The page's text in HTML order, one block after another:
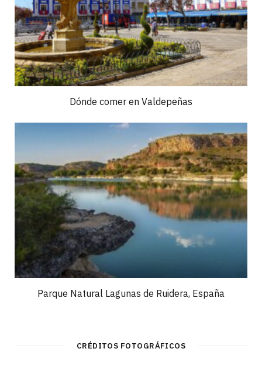
Dónde comer en Valdepeñas
Parque Natural Lagunas de Ruidera, España
CRÉDITOS FOTOGRÁFICOS